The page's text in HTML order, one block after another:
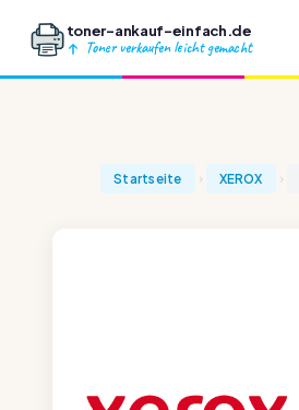
toner-ankauf-einfach.de
Toner verkaufen leicht gemacht
Startseite XEROX